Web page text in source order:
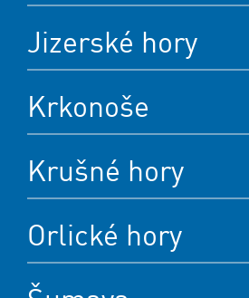
Jizerské hory
Krkonoše
Krušné hory
Orlické hory